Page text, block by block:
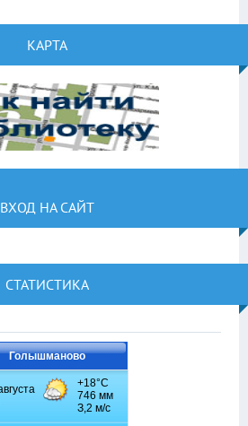
КАРТА
ВХОД НА САЙТ
СТАТИСТИКА
Голышманово